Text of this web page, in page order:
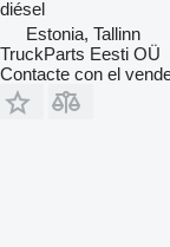
diésel
Estonia, Tallinn
TruckParts Eesti OÜ
Contacte con el